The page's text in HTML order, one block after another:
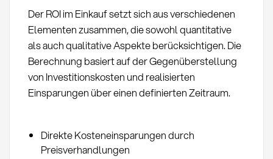
Der ROI im Einkauf setzt sich aus verschiedenen
Elementen zusammen, die sowohl quantitative
als auch qualitative Aspekte berücksichtigen. Die
Berechnung basiert auf der Gegenüberstellung
von Investitionskosten und realisierten
Einsparungen über einen definierten Zeitraum.
Direkte Kosteneinsparungen durch
Preisverhandlungen